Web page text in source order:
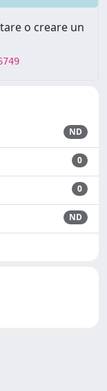
o creare un
ND
0
0
ND